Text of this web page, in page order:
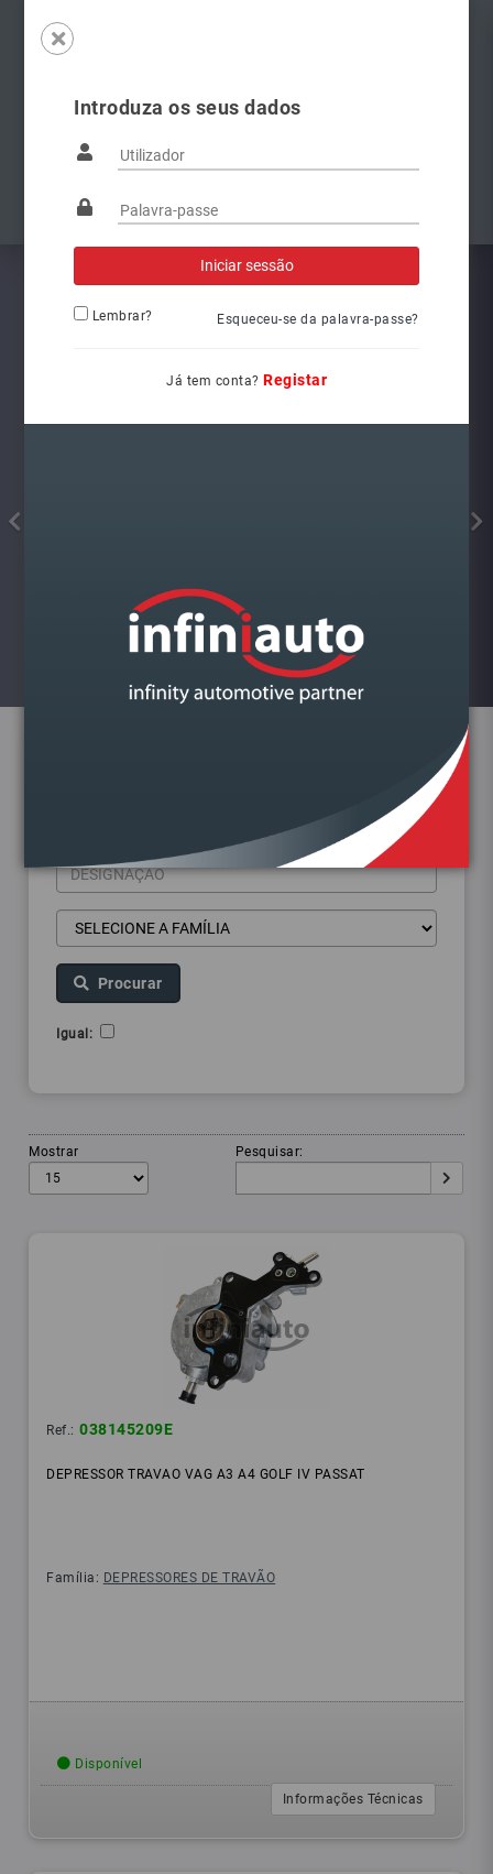
Introduza os seus dados
Lembrar? Esqueceu-se da palavra-passe?
Já tem conta? Registar
Famílias
Visualizar
Procurar
Igual:
Mostrar Pesquisar:
Ref.: 038145209E
DEPRESSOR TRAVAO VAG A3 A4 GOLF IV PASSAT
Família: DEPRESSORES DE TRAVÃO
Disponível
Informações Técnicas